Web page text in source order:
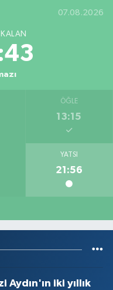
07.08.2026
ÖĞLE
13:15
YATSI
21:56
Aydın'ın iki yıllık